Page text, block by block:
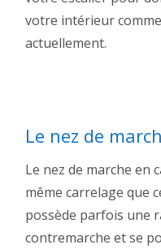
votre intérieur
actuellement.
Le nez de
Le nez de marche en
même carrelage que
possède parfois une
contremarche et se